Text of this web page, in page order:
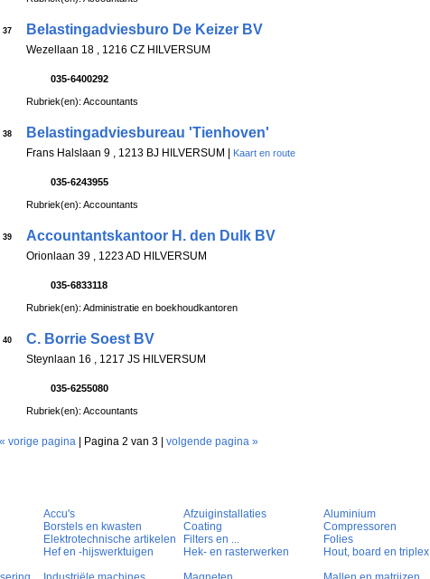
37 Belastingadviesburo De Keizer BV
Wezellaan 18 , 1216 CZ HILVERSUM
035-6400292
Rubriek(en): Accountants
38 Belastingadviesbureau 'Tienhoven'
Frans Halslaan 9 , 1213 BJ HILVERSUM | Kaart en route
035-6243955
Rubriek(en): Accountants
39 Accountantskantoor H. den Dulk BV
Orionlaan 39 , 1223 AD HILVERSUM
035-6833118
Rubriek(en): Administratie en boekhoudkantoren
40 C. Borrie Soest BV
Steynlaan 16 , 1217 JS HILVERSUM
035-6255080
Rubriek(en): Accountants
« vorige pagina | Pagina 2 van 3 | volgende pagina »
Accu's Afzuiginstallaties Aluminium
Borstels en kwasten Coating Compressoren
Elektrotechnische artikelen Filters en ... Folies
Hef en -hijswerktuigen Hek- en rasterwerken Hout, board en triplex